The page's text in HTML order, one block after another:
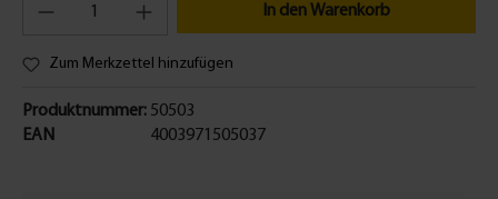
In den Warenkorb
Zum Merkzettel hinzufügen
Produktnummer:
EAN
50503
4003971505037